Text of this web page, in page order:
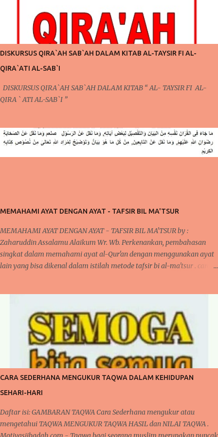
langsung telah terdapat keterkaitan dengan apa yang akan kita bahas
pada pertemuan kali ini. Pada pertemuan sebelumnya, mengontrol
pola pikir yang harus dilakukan setiap saat karena ada niat ingin
berubah, niat ingin berubah menjadi lebih baik inilah yang akan kita
bicarakan kali ini. Poin Kedua ; Taubat dan Konsisten (Po...
DISKURSUS QIRA`AH SAB`AH DALAM KITAB AL-TAYSIR FI AL-
QIRA`ATI AL-SAB`I
DISKURSUS QIRA`AH SAB`AH DALAM KITAB “ AL- TAYSIR FI AL-
QIRA ` ATI AL-SAB`I ”
MEMAHAMI AYAT DENGAN AYAT - TAFSIR BIL MA'TSUR
MEMAHAMI AYAT DENGAN AYAT - TAFSIR BIL MA'TSUR by :
Zaharuddin Assalamu Alaikum Wr. Wb. Perkenankan, pembahasan
singkat dalam memahami ayat al-Qur'an dengan menggunakan ayat
lain yang bisa dikenal dalam istilah metode tafsir bi al-ma'tsur . cara
disertai dengan artinya bahwa terlihat di banyak ayat yang
menjelaskan sendiri makna suatu ayat. Kita akan mengupas sedikit
mengenai tafsir, bahwa secara bahasa Arab " fassara " artinya
menjelaskan atau menerangkan sehingga bentuk isimnya "tafsir"
berarti penjelasan atau keterangan. penjelasan ini bisa dilihat dalam
buku studi ilmu al-Qur'an oleh Muhammad Ali. begitupula tafsir
dalam istilah adalah suatu ilmu dalam menerangkan, menjelaskan
dan memahami ayat al-Qur'an yang diturunkan kep...
CARA SEDERHANA MENGUKUR TAQWA DALAM KEHIDUPAN
SEHARI-HARI
Daftar isi: GAMBARAN TAQWA Cara Sederhana mengukur atau
mengetahui TAQWA MENGUKUR TAQWA HASIL dan NILAI TAQWA .